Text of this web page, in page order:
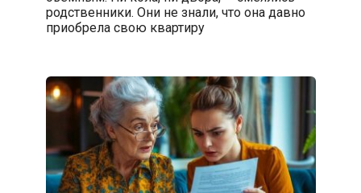
родственники. Они не знали, что она давно
приобрела свою квартиру